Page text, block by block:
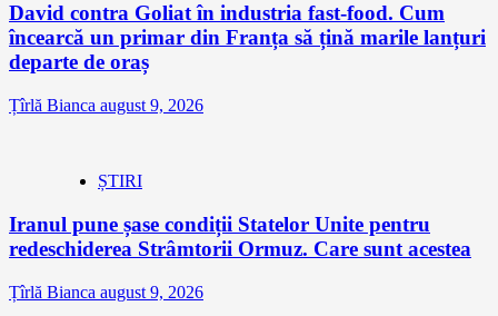
David contra Goliat în industria fast-food. Cum
încearcă un primar din Franța să țină marile lanțuri
departe de oraș
Țîrlă Bianca august 9, 2026
ȘTIRI
Iranul pune șase condiții Statelor Unite pentru
redeschiderea Strâmtorii Ormuz. Care sunt acestea
Țîrlă Bianca august 9, 2026